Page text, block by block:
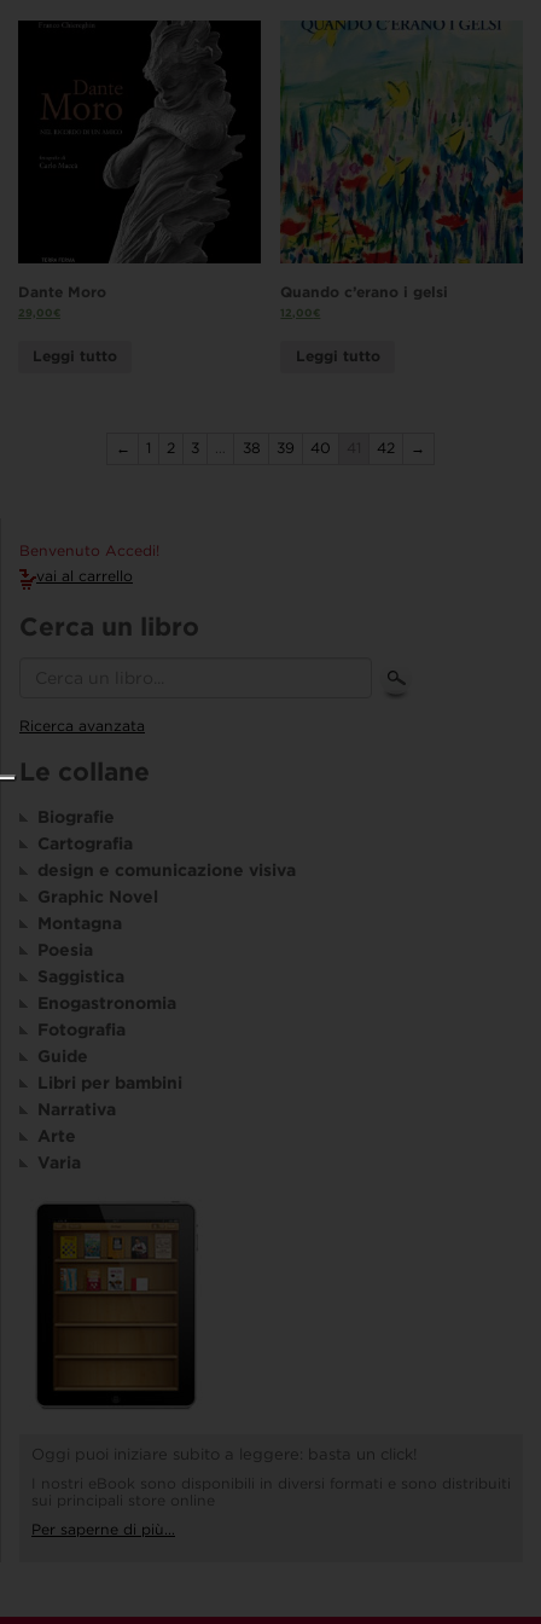
Dante Moro
29,00€
Leggi tutto
Quando c’erano i gelsi
12,00€
Leggi tutto
← 1 2 3 … 38 39 40 42 →
Benvenuto Accedi!
vai al carrello
Cerca un libro
Ricerca avanzata
Le collane
Biografie
Cartografia
design e comunicazione visiva
Graphic Novel
Montagna
Poesia
Saggistica
Enogastronomia
Fotografia
Guide
Libri per bambini
Narrativa
Arte
Varia
Oggi puoi iniziare subito a leggere: basta un click!
I nostri eBook sono disponibili in diversi formati e sono distribuiti
sui principali store online
Per saperne di più...